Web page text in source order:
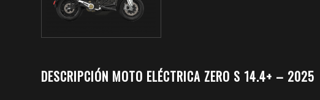
DESCRIPCIÓN MOTO ELÉCTRICA ZERO S 14.4+ – 2025